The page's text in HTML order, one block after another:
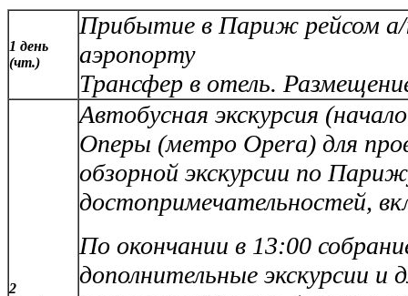
1 день
(чт.)
Прибытие в Париж рейсом
аэропорту
Трансфер в отель.
2
Автобусная экскурсия
Оперы (метро Opera) для
обзорной экскурсии по
достопримечательностей,
По окончании в 13:00
дополнительные экскурсии и